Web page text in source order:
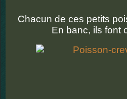
Chacun de ces petits
En banc, ils font